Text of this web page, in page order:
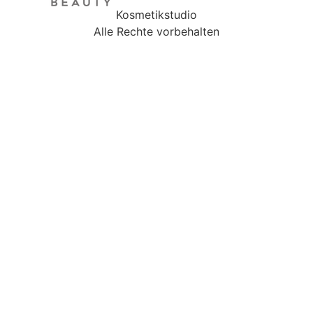
Kosmetikstudio
Alle Rechte vorbehalten